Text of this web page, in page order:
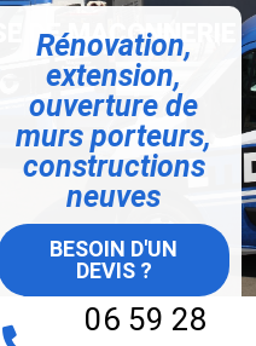
DE MAÇONNERIE
Rénovation,
extension,
ouverture de
murs porteurs,
constructions
neuves
BESOIN D'UN
DEVIS ?
06 59 28